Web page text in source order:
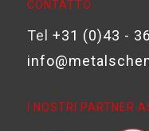
CONTATTO
Tel +31 (0)43 -
I NOSTRI PARTNER